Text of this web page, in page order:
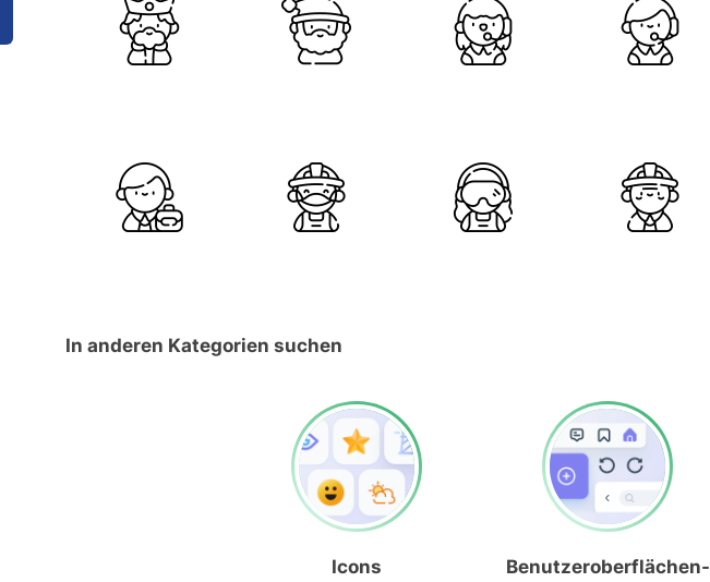
In anderen Kategorien suchen
Icons
Benutzeroberflächen-